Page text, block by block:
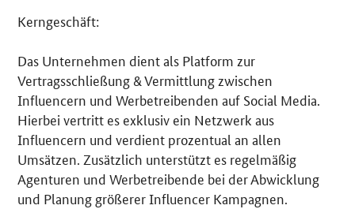
Kerngeschäft:
Das Unternehmen dient als Platform zur
Vertragsschließung & Vermittlung zwischen
Influencern und Werbetreibenden auf Social Media.
Hierbei vertritt es exklusiv ein Netzwerk aus
Influencern und verdient prozentual an allen
Umsätzen. Zusätzlich unterstützt es regelmäßig
Agenturen und Werbetreibende bei der Abwicklung
und Planung größerer Influencer Kampagnen.